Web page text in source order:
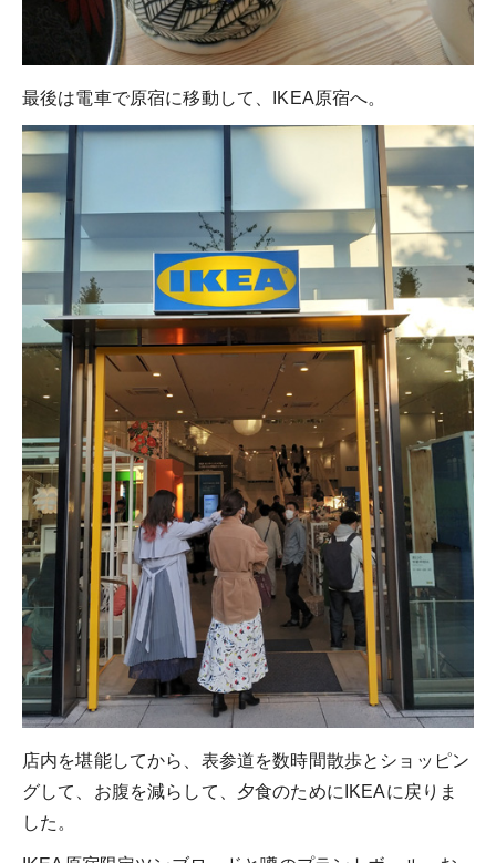
最後は電車で原宿に移動して、IKEA原宿へ。
店内を堪能してから、表参道を数時間散歩とショッピン
グして、お腹を減らして、夕食のためにIKEAに戻りま
した。